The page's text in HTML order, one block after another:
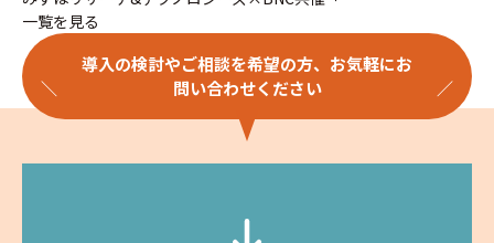
一覧を見る
導入の検討やご相談を希望の方、お気軽にお
問い合わせください